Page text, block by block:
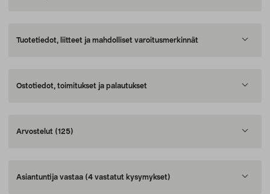
Tuotetiedot, liitteet ja mahdolliset varoitusmerkinnät
Ostotiedot, toimitukset ja palautukset
Arvostelut (125)
Asiantuntija vastaa (4 vastatut kysymykset)